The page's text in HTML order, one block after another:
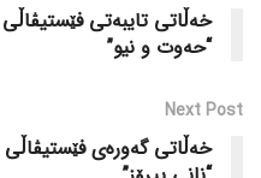
خەڵاتی تایبەتی
“حەوت و نیو”
Next Post
خەڵاتی گەورەی